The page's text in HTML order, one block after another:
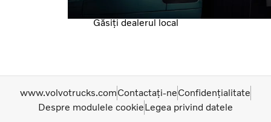
Găsiți dealerul local
www.volvotrucks.comContactați-neConfidențialitate
Despre modulele cookieLegea privind datele